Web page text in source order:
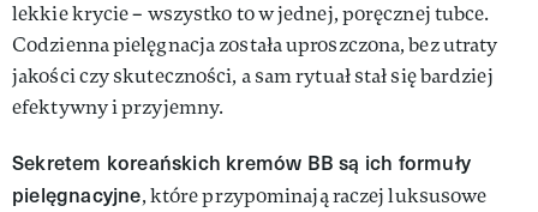
lekkie krycie – wszystko to w jednej, poręcznej tubce.
Codzienna pielęgnacja została uproszczona, bez utraty
jakości czy skuteczności, a sam rytuał stał się bardziej
efektywny i przyjemny.
Sekretem koreańskich kremów BB są ich formuły
pielęgnacyjne, które przypominają raczej luksusowe